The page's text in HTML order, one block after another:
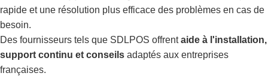
rapide et une résolution plus efficace des problèmes en cas de
besoin.
Des fournisseurs tels que SDLPOS offrentaide à l'installation,
support continu et conseils adaptés aux entreprises
françaises.